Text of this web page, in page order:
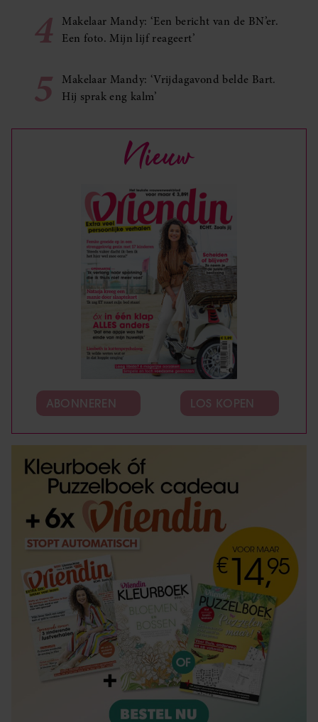
4
Makelaar Mandy: ‘Een bericht van de BN’er.
Een foto. Mijn lijf reageert’
5
Makelaar Mandy: ‘Vrijdagavond belde Bart.
Hij sprak eng kalm’
Nieuw
ABONNEREN LOS KOPEN